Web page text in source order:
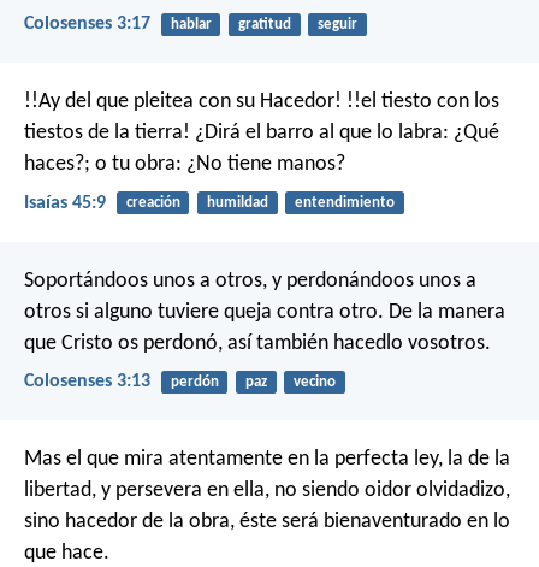
Colosenses 3:17 hablar gratitud seguir
!!Ay del que pleitea con su Hacedor! !!el tiesto con los
tiestos de la tierra! ¿Dirá el barro al que lo labra: ¿Qué
haces?; o tu obra: ¿No tiene manos?
Isaías 45:9 creación humildad entendimiento
Soportándoos unos a otros, y perdonándoos unos a
otros si alguno tuviere queja contra otro. De la manera
que Cristo os perdonó, así también hacedlo vosotros.
Colosenses 3:13 perdón paz vecino
Mas el que mira atentamente en la perfecta ley, la de la
libertad, y persevera en ella, no siendo oidor olvidadizo,
sino hacedor de la obra, éste será bienaventurado en lo
que hace.